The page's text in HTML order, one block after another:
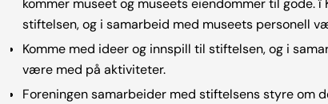
kommer museet og museets eiendommer til gode.
stiftelsen, og i samarbeid med museets personell
Komme med ideer og innspill til stiftelsen, og i
være med på aktiviteter.
Foreningen samarbeider med stiftelsens styre om